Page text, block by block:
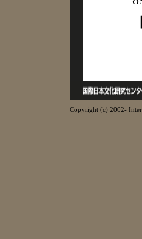
Copyright (c) 2002-